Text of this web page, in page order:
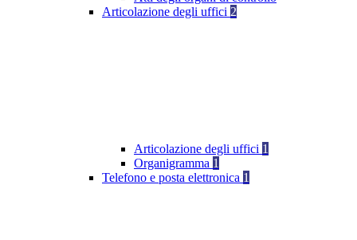
Articolazione degli uffici 2
Articolazione degli uffici 1
Organigramma 1
Telefono e posta elettronica 1